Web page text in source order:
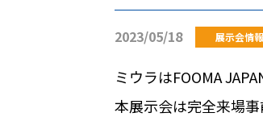
2023/05/18 展示会情報
ミウラはFOOMA
本展示会は完全来場